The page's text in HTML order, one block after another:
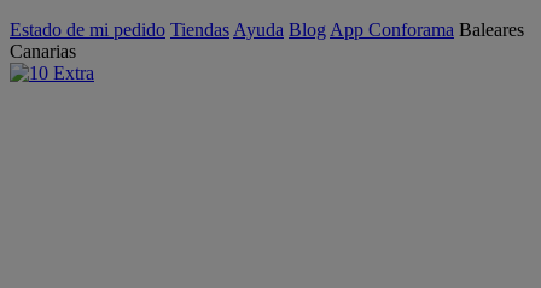
Estado de mi pedido Tiendas Ayuda Blog App Conforama Baleares
Canarias